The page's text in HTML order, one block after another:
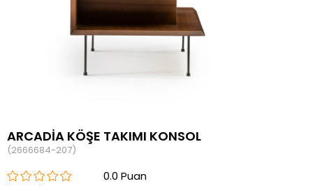
ARCADİA KÖŞE TAKIMI KONSOL
(2666684-207)
0.0